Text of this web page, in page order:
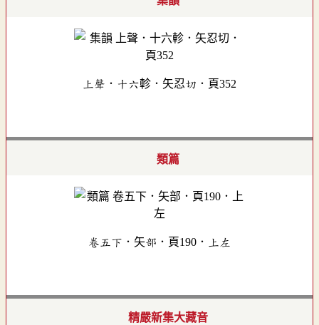
上聲．十六軫．矢忍切．頁352
類篇
卷五下．矢部．頁190．上左
精嚴新集大藏音